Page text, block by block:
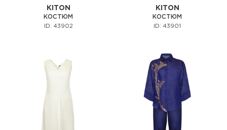
KITON
КОСТЮМ
ID: 43902
KITON
КОСТЮМ
ID: 43901